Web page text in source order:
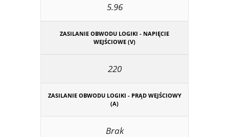
5.96
ZASILANIE OBWODU LOGIKI - NAPIĘCIE
WEJŚCIOWE (V)
220
ZASILANIE OBWODU LOGIKI - PRĄD WEJŚCIOWY
(A)
Brak